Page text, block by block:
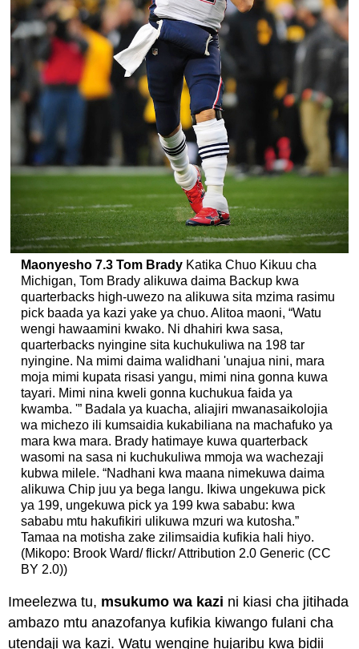
Maonyesho 7.3 Tom BradyKatika Chuo Kikuu cha
Michigan, Tom Brady alikuwa daima Backup kwa
quarterbacks high-uwezo na alikuwa sita mzima rasimu
pick baada ya kazi yake ya chuo. Alitoa maoni, “Watu
wengi hawaamini kwako. Ni dhahiri kwa sasa,
quarterbacks nyingine sita kuchukuliwa na 198 tar
nyingine. Na mimi daima walidhani 'unajua nini, mara
moja mimi kupata risasi yangu, mimi nina gonna kuwa
tayari. Mimi nina kweli gonna kuchukua faida ya
kwamba. '” Badala ya kuacha, aliajiri mwanasaikolojia
wa michezo ili kumsaidia kukabiliana na machafuko ya
mara kwa mara. Brady hatimaye kuwa quarterback
wasomi na sasa ni kuchukuliwa mmoja wa wachezaji
kubwa milele. “Nadhani kwa maana nimekuwa daima
alikuwa Chip juu ya bega langu. Ikiwa ungekuwa pick
ya 199, ungekuwa pick ya 199 kwa sababu: kwa
sababu mtu hakufikiri ulikuwa mzuri wa kutosha.”
Tamaa na motisha zake zilimsaidia kufikia hali hiyo.
(Mikopo: Brook Ward/ flickr/ Attribution 2.0 Generic (CC
BY 2.0))
Imeelezwa tu, msukumo wa kazi ni kiasi cha jitihada
ambazo mtu anazofanya kufikia kiwango fulani cha
utendaji wa kazi. Watu wengine hujaribu kwa bidii